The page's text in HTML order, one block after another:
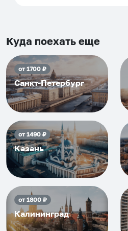
приезжать еще...
Куда поехать еще
от1700₽
Санкт-Петербург
от1490₽
Казань
от1800₽
Калининград